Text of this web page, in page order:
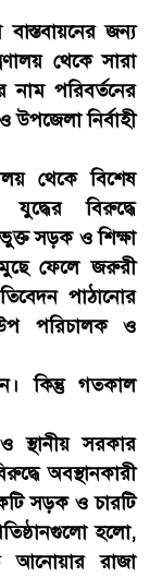
বাস্তবায়নের জন্য
থেকে সারা
নাম পরিবর্তনের
নির্বাহী
থেকে বিশেষ
যুদ্ধের বিরুদ্ধে
সড়ক ও শিক্ষা
ফেলে জরুরী
পাঠানোর
উপ পরিচালক ও
কিন্তু গতকাল
ও স্থানীয় সরকার
অবস্থানকারী
সড়ক ও চারটি
হলো,
আনোয়ার রাজা